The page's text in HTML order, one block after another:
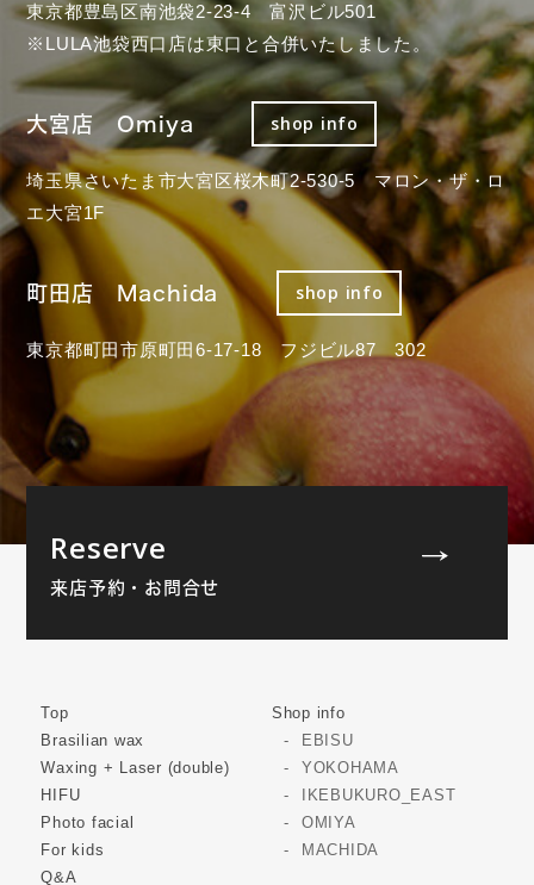
東京都豊島区南池袋2-23-4 富沢ビル501
※LULA池袋西口店は東口と合併いたしました。
大宮店 Omiya shop info
埼玉県さいたま市大宮区桜木町2-530-5 マロン・ザ・ロ
エ大宮1F
町田店 Machida shop info
東京都町田市原町田6-17-18 フジビル87 302
Reserve
来店予約・お問合せ
Top
Brasilian wax
Waxing + Laser (double)
HIFU
Photo facial
For kids
Q&A
Shop info
EBISU
YOKOHAMA
IKEBUKURO_EAST
OMIYA
MACHIDA